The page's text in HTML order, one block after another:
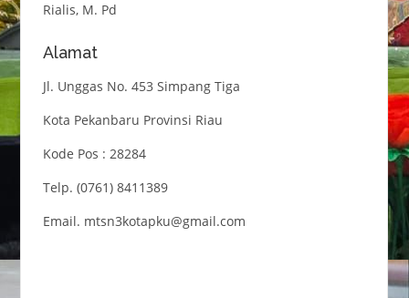
Rialis, M. Pd
Alamat
Jl. Unggas No. 453 Simpang Tiga
Kota Pekanbaru Provinsi Riau
Kode Pos : 28284
Telp. (0761) 8411389
Email. mtsn3kotapku@gmail.com